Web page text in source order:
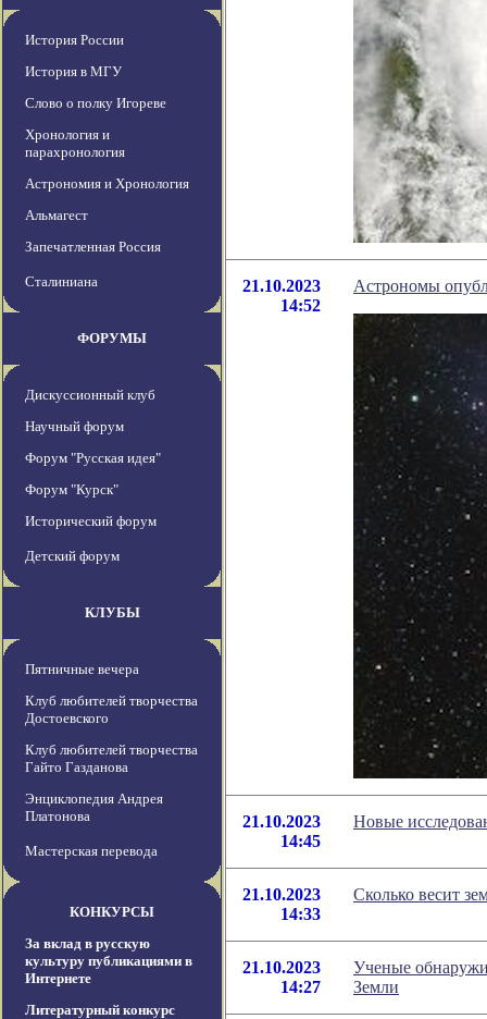
История России
История в МГУ
Слово о полку Игореве
Хронология и
парахронология
Астрономия и Хронология
Альмагест
Запечатленная Россия
Сталиниана
ФОРУМЫ
Дискуссионный клуб
Научный форум
Форум "Русская идея"
Форум "Курск"
Исторический форум
Детский форум
КЛУБЫ
Пятничные вечера
Клуб любителей творчества
Достоевского
Клуб любителей творчества
Гайто Газданова
Энциклопедия Андрея
Платонова
Мастерская перевода
КОНКУРСЫ
За вклад в русскую
культуру публикациями в
Интернете
Литературный конкурс
21.10.2023
14:52
Астрономы
21.10.2023
14:45
Новые
21.10.2023
14:33
Сколько весит
21.10.2023
14:27
Ученые
Земли